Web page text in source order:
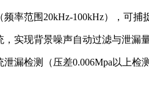
率范围20kHz-100kHz），可捕
实现背景噪声自动过滤与泄漏
漏检测（压差0.006Mpa以上检